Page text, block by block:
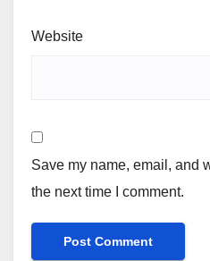
Website
Save my name, email, and
the next time I comment.